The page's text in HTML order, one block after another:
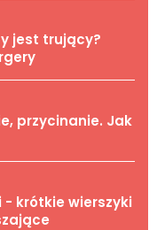
jest trujący?
przycinanie. Jak
- krótkie wierszyki